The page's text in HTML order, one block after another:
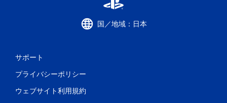
国／地域：日本
サポート
プライバシーポリシー
ウェブサイト利用規約